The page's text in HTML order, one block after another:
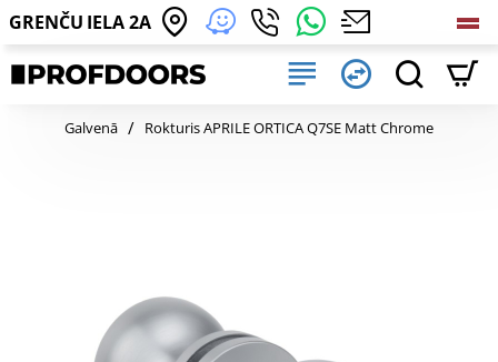
GRENČU IELA 2A
Galvenā homeRokturis APRILE ORTICA Q7SE Matt Chrome